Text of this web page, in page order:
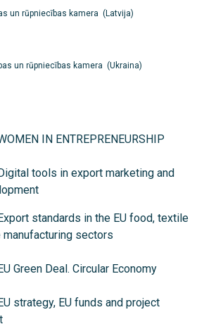
un rūpniecības kamera (Latvija)
un rūpniecības kamera (Ukraina)
IN ENTREPRENEURSHIP
tools in export marketing and
standards in the EU food, textile
manufacturing sectors
Green Deal. Circular Economy
strategy, EU funds and project